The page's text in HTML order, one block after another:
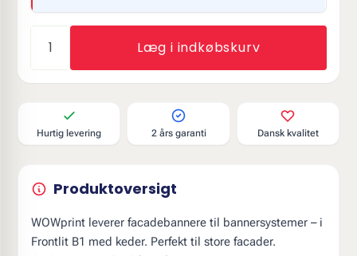
Læg i indkøbskurv
Hurtig levering 2 års garanti Dansk kvalitet
Produktoversigt
WOWprint leverer facadebannere til bannersystemer – i
Frontlit B1 med keder. Perfekt til store facader.